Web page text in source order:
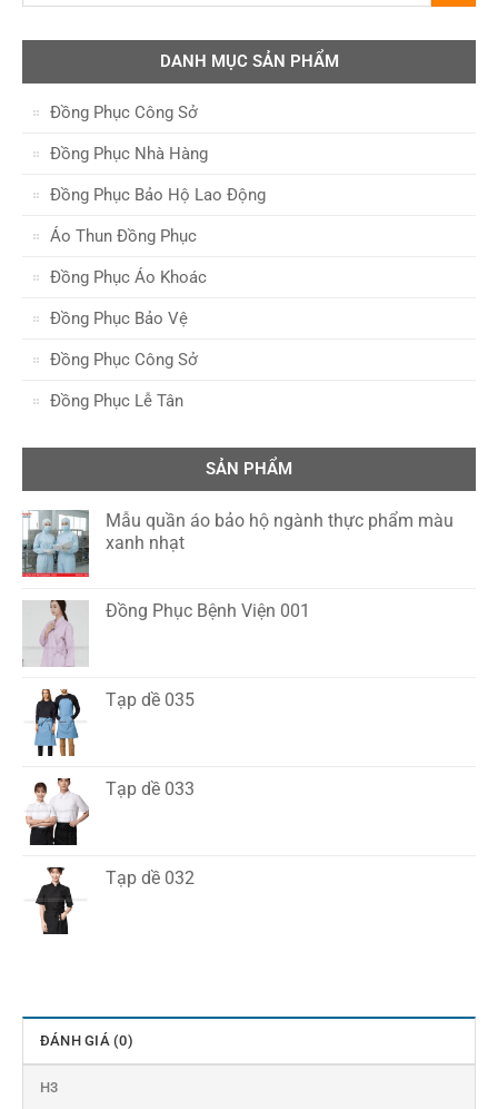
DANH MỤC SẢN PHẨM
Đồng Phục Công Sở
Đồng Phục Nhà Hàng
Đồng Phục Bảo Hộ Lao Động
Áo Thun Đồng Phục
Đồng Phục Áo Khoác
Đồng Phục Bảo Vệ
Đồng Phục Công Sở
Đồng Phục Lễ Tân
SẢN PHẨM
Mẫu quần áo bảo hộ ngành thực phẩm màu
xanh nhạt
Đồng Phục Bệnh Viện 001
Tạp dề 035
Tạp dề 033
Tạp dề 032
ĐÁNH GIÁ (0)
H3